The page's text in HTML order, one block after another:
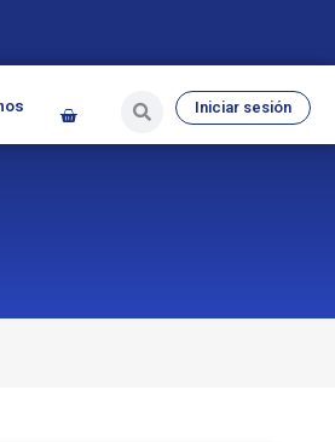
Iniciar sesión